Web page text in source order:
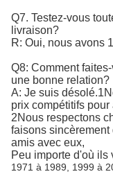
Q7. Testez-vous
livraison?
R: Oui, nous avons
Q8: Comment
une bonne relation?
A: Je suis
prix compétitifs
2Nous respectons
faisons
amis avec eux,
Peu importe d'où ils
1971 à 1989, 1999 à